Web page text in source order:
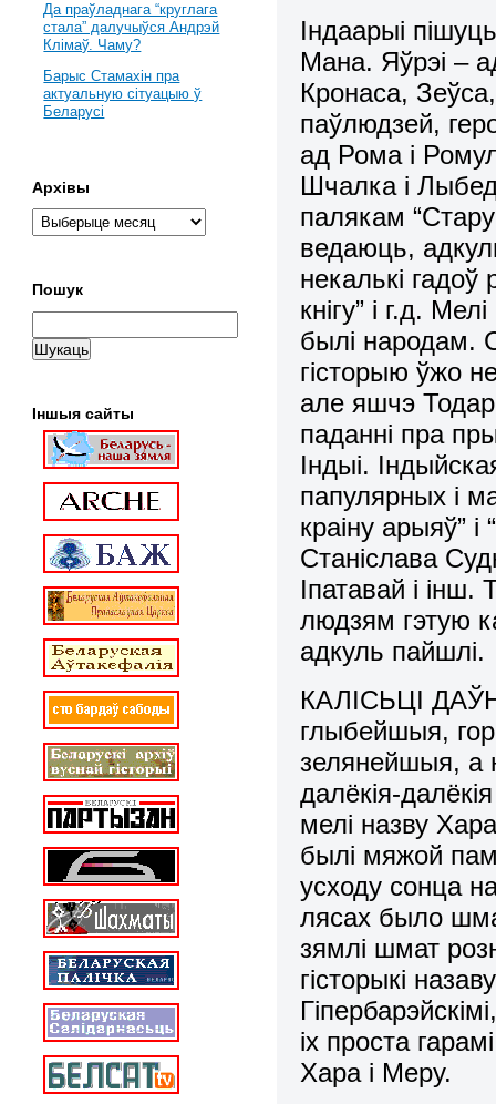
Індаарыі
Мана. Яўрэі –
Кронаса,
паўлюдзей,
ад Рома і
Шчалка і
палякам
ведаюць,
некалькі
кнігу” і г.д.
былі народам.
гісторыю ўжо
але яшчэ
паданні пра
Індыі.
папулярных і
краіну арыяў”
Станіслава
Іпатавай і
людзям гэтую
адкуль пайшлі.
КАЛІСЬЦІ
глыбейшыя,
зелянейшыя, а
далёкія-
мелі назву
былі мяжой
усходу сонца
лясах было
зямлі шмат
гісторыкі
іх проста
Хара і Меру.
Да праўладнага “круглага
стала” далучыўся Андрэй
Клімаў. Чаму?
Барыс Стамахін пра
актуальную сітуацыю ў
Беларусі
Архівы
Пошук
Іншыя сайты